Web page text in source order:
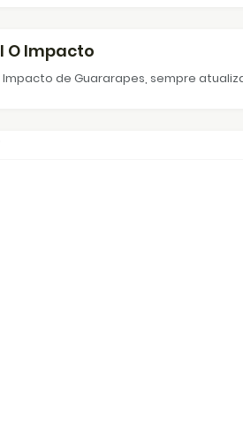
O Impacto
Impacto de Guararapes, sempre